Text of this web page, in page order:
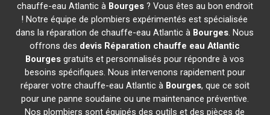
chauffe-eau Atlantic à Bourges? Vous êtes au bon endroit
! Notre équipe de plombiers expérimentés est spécialisée
dans la réparation de chauffe-eau Atlantic à Bourges. Nous
offrons des devis Réparation chauffe eau Atlantic
Bourges gratuits et personnalisés pour répondre à vos
besoins spécifiques. Nous intervenons rapidement pour
réparer votre chauffe-eau Atlantic à Bourges, que ce soit
pour une panne soudaine ou une maintenance préventive.
Nos plombiers sont équipés des outils et des pièces de